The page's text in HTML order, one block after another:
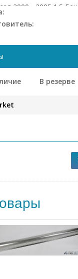
2000 - 2005 1.5
В резерве